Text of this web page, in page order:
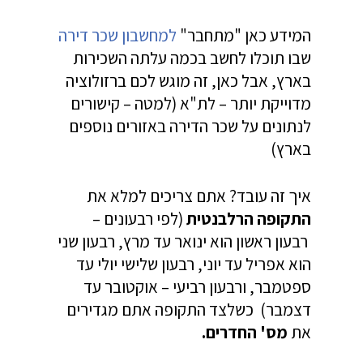
המידע כאן "מתחבר" למחשבון שכר דירה
שבו תוכלו לחשב בכמה עלתה השכירות
בארץ, אבל כאן, זה מוגש לכם ברזולוציה
מדוייקת יותר – לת"א (למטה – קישורים
לנתונים על שכר הדירה באזורים נוספים
בארץ)
איך זה עובד? אתם צריכים למלא את
התקופה הרלבנטית(לפי רבעונים –
רבעון ראשון הוא ינואר עד מרץ, רבעון שני
הוא אפריל עד יוני, רבעון שלישי יולי עד
ספטמבר, ורבעון רביעי – אוקטובר עד
דצמבר) כשלצד התקופה אתם מגדירים
אתמס' החדרים.